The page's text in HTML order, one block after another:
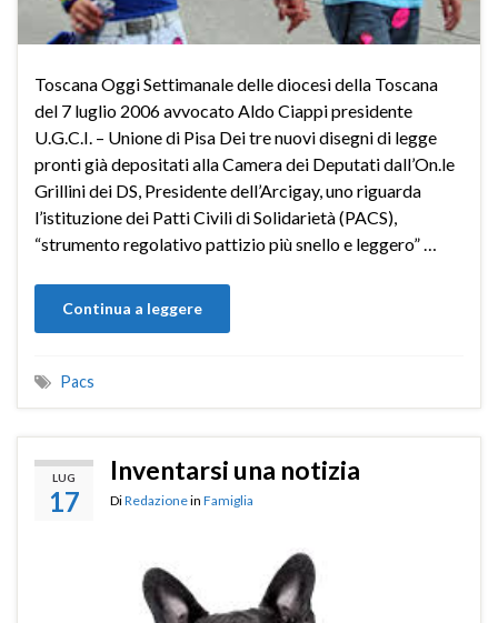
Toscana Oggi Settimanale delle diocesi della Toscana
del 7 luglio 2006 avvocato Aldo Ciappi presidente
U.G.C.I. – Unione di Pisa Dei tre nuovi disegni di legge
pronti già depositati alla Camera dei Deputati dall’On.le
Grillini dei DS, Presidente dell’Arcigay, uno riguarda
l’istituzione dei Patti Civili di Solidarietà (PACS),
“strumento regolativo pattizio più snello e leggero” …
Continua a leggere
Pacs
LUG
17
Inventarsi una notizia
DiRedazionein Famiglia